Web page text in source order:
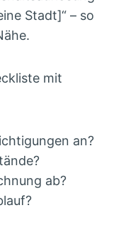
Stadt]“ – so
mit
an?
ab?